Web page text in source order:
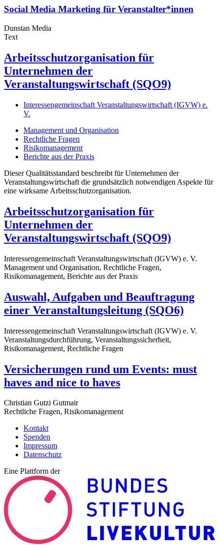
Social Media Marketing für Veranstalter*innen
Dunstan Media
Text
Arbeitsschutzorganisation für
Unternehmen der
Veranstaltungswirtschaft (SQO9)
Interessengemeinschaft Veranstaltungswirtschaft (IGVW) e.
V.
Management und Organisation
Rechtliche Fragen
Risikomanagement
Berichte aus der Praxis
Dieser Qualitätsstandard beschreibt für Unternehmen der
Veranstaltungswirtschaft die grundsätzlich notwendigen Aspekte für
eine wirksame Arbeitsschutzorganisation.
Arbeitsschutzorganisation für
Unternehmen der
Veranstaltungswirtschaft (SQO9)
Interessengemeinschaft Veranstaltungswirtschaft (IGVW) e. V.
Management und Organisation, Rechtliche Fragen,
Risikomanagement, Berichte aus der Praxis
Auswahl, Aufgaben und Beauftragung
einer Veranstaltungsleitung (SQO6)
Interessengemeinschaft Veranstaltungswirtschaft (IGVW) e. V.
Veranstaltungsdurchführung, Veranstaltungssicherheit,
Risikomanagement, Rechtliche Fragen
Versicherungen rund um Events: must
haves and nice to haves
Christian Gutzi Gutmair
Rechtliche Fragen, Risikomanagement
Kontakt
Spenden
Impressum
Datenschutz
Eine Plattform der